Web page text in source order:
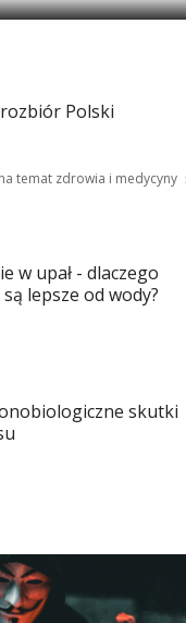
rozbiór Polski
temat zdrowia i medycyny
w upał - dlaczego
lepsze od wody?
skutki